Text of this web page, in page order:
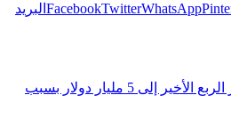
FacebookTwitterWhatsApp
البريد
سامسونج تتوقع زيادة خسائر الربع الأخير إلى 5 مليار دولار بسبب